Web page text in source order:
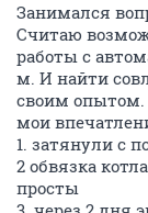
Занимался
Считаю
работы с
м. И найти
своим опытом.
мои
1. затянули с
2 обвязка
просты